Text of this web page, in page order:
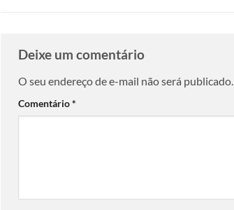
Deixe um comentário
O seu endereço de e-mail não será publicado.
Comentário*